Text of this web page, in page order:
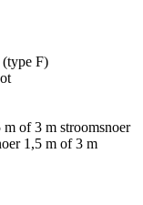
F)
m of 3 m stroomsnoer
1,5 m of 3 m